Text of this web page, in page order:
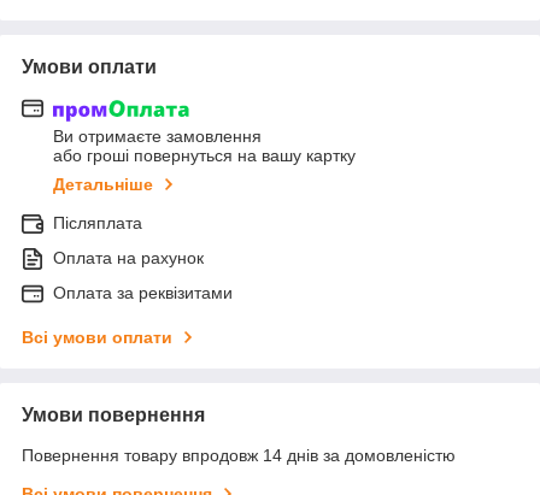
Умови оплати
Ви отримаєте замовлення
або гроші повернуться на вашу картку
Детальніше
Післяплата
Оплата на рахунок
Оплата за реквізитами
Всі умови оплати
Умови повернення
Повернення товару впродовж 14 днів за домовленістю